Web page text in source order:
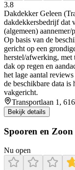
3.8
Dakdekker Geleen
dakdekkersbedrijf dat
(algemeen)
Op basis van de
gericht op een
herstel/afwerking, met
dak op regen en
het lage aantal
de beschikbare data
vakgericht.
Transportlaan 1,
Bekijk details
Spooren en Zoon
Nu open